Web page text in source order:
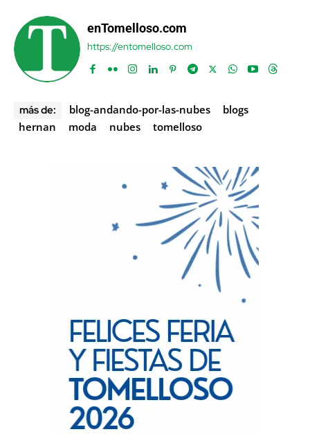
enTomelloso.com
https://entomelloso.com
más de: blog-andando-por-las-nubes
blogs
hernan
moda nubes tomelloso